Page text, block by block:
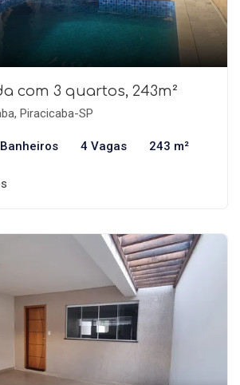
com 3 quartos, 243m²
Piracicaba-SP
4 Vagas 243 m²